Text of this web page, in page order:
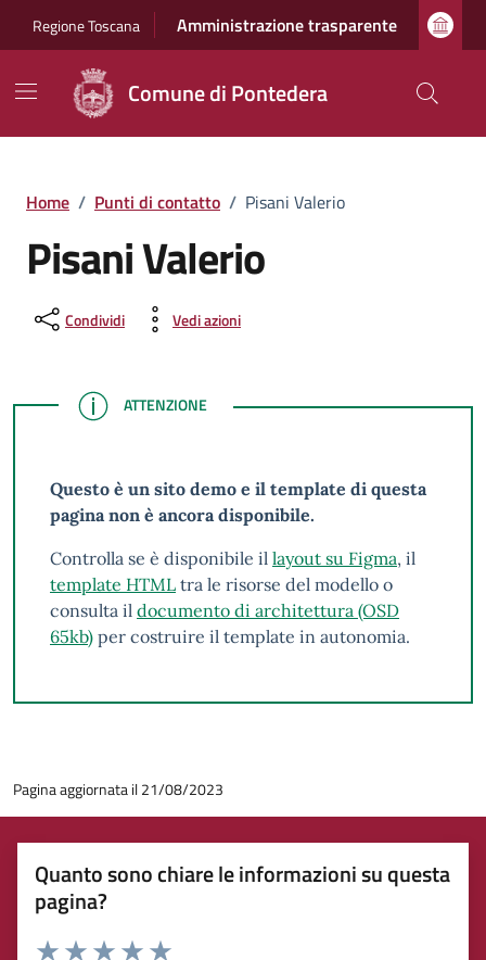
Regione Toscana Amministrazione trasparente
Comune di Pontedera
Home / Punti di contatto / Pisani Valerio
Pisani Valerio
Condividi Vedi azioni
ATTENZIONE
ATTENZIONE
Questo è un sito demo e il template di questa
pagina non è ancora disponibile.
Controlla se è disponibile il layout su Figma, il
template HTML tra le risorse del modello o
consulta il documento di architettura (OSD
65kb) per costruire il template in autonomia.
Pagina aggiornata il 21/08/2023
Quanto sono chiare le informazioni su questa
pagina?
Rating: